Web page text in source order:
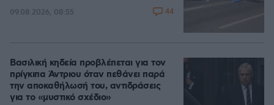
09.08.2026, 08:55 44
Βασιλική κηδεία προβλέπεται για τον
πρίγκιπα Άντριου όταν πεθάνει παρά
την αποκαθήλωσή του, αντιδράσεις
για το «μυστικό σχέδιο»